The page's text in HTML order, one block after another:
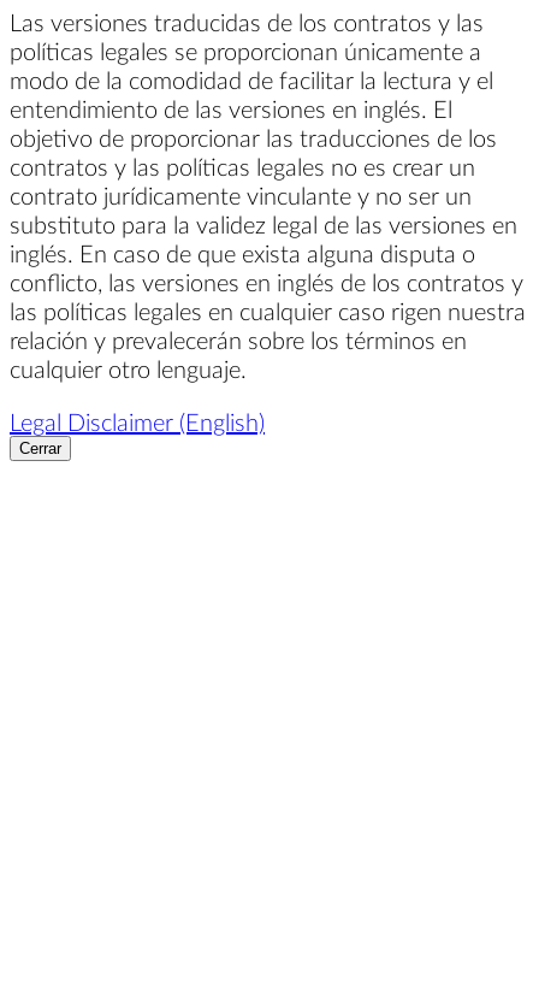
Las versiones traducidas de los contratos y las
políticas legales se proporcionan únicamente a
modo de la comodidad de facilitar la lectura y el
entendimiento de las versiones en inglés. El
objetivo de proporcionar las traducciones de los
contratos y las políticas legales no es crear un
contrato jurídicamente vinculante y no ser un
substituto para la validez legal de las versiones en
inglés. En caso de que exista alguna disputa o
conflicto, las versiones en inglés de los contratos y
las políticas legales en cualquier caso rigen nuestra
relación y prevalecerán sobre los términos en
cualquier otro lenguaje.
Legal Disclaimer (English)
Cerrar